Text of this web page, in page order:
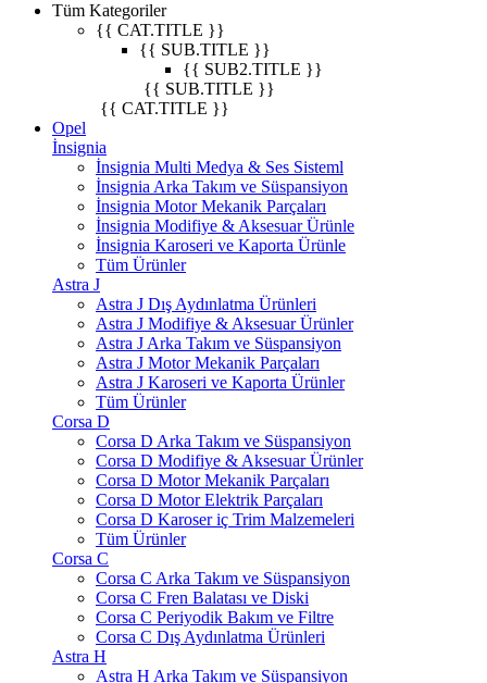
Tüm Kategoriler
{{ CAT.TITLE }}
{{ SUB.TITLE }}
{{ SUB2.TITLE }}
{{ SUB.TITLE }}
{{ CAT.TITLE }}
Opel
İnsignia
İnsignia Multi Medya & Ses Sisteml
İnsignia Arka Takım ve Süspansiyon
İnsignia Motor Mekanik Parçaları
İnsignia Modifiye & Aksesuar Ürünle
İnsignia Karoseri ve Kaporta Ürünle
Tüm Ürünler
Astra J
Astra J Dış Aydınlatma Ürünleri
Astra J Modifiye & Aksesuar Ürünler
Astra J Arka Takım ve Süspansiyon
Astra J Motor Mekanik Parçaları
Astra J Karoseri ve Kaporta Ürünler
Tüm Ürünler
Corsa D
Corsa D Arka Takım ve Süspansiyon
Corsa D Modifiye & Aksesuar Ürünler
Corsa D Motor Mekanik Parçaları
Corsa D Motor Elektrik Parçaları
Corsa D Karoser iç Trim Malzemeleri
Tüm Ürünler
Corsa C
Corsa C Arka Takım ve Süspansiyon
Corsa C Fren Balatası ve Diski
Corsa C Periyodik Bakım ve Filtre
Corsa C Dış Aydınlatma Ürünleri
Astra H
Astra H Arka Takım ve Süspansiyon